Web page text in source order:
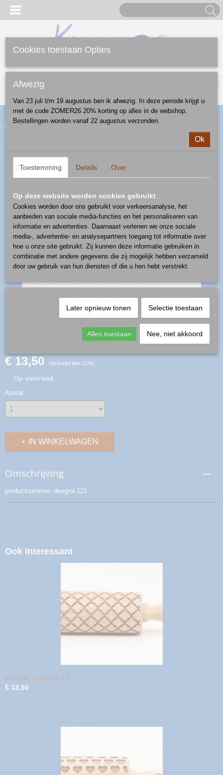
(0)
Home >Webshop>Diversen >deegrollen/stempels> deegrol -
patroon 121
deegrol - patroon 121
€ 13,50 (inclusief btw 21%)
✓ Op voorraad
Aantal
IN WINKELWAGEN
Omschrijving
productnummer: deegrol-121
Ook interessant
deegrol - patroon 73
€ 13,50
Cookies toestaan Opties
Afwezig
Van 23 juli t/m 19 augustus ben ik afwezig. In deze periode krijgt u
met de code ZOMER26 20% korting op alles in de webshop.
Bestellingen worden vanaf 22 augustus verzonden.
Ok
Toestemming Details Over
Op deze website worden cookies gebruikt
Cookies worden door ons gebruikt voor verkeersanalyse, het
aanbieden van sociale media-functies en het personaliseren van
informatie en advertenties. Daarnaast verlenen we onze sociale
media-, advertentie- en analysepartners toegang tot informatie over
hoe u onze site gebruikt. Zij kunnen deze informatie gebruiken in
combinatie met andere gegevens die zij mogelijk hebben verzameld
door uw gebruik van hun diensten of die u hen hebt verstrekt.
Later opnieuw tonen Selectie toestaan
Alles toestaan Nee, niet akkoord